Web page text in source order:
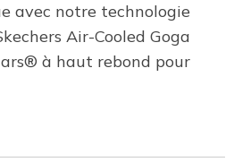
avec notre technologie
Air-Cooled Goga
à haut rebond pour